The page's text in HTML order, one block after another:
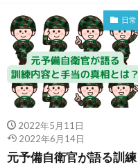
日常
2022年5月11日
2022年6月14日
元予備自衛官が語る訓練